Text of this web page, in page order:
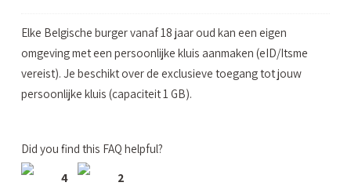
Elke Belgische burger vanaf 18 jaar oud kan een eigen
omgeving met een persoonlijke kluis aanmaken (eID/Itsme
vereist). Je beschikt over de exclusieve toegang tot jouw
persoonlijke kluis (capaciteit 1 GB).
Did you find this FAQ helpful?
4
2